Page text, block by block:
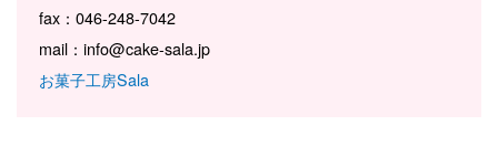
fax：046-248-7042
mail：info@cake-sala.jp
お菓子工房Sala